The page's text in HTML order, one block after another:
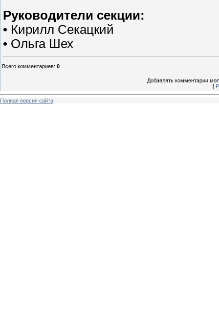
Руководители секции:
• Кирилл Секацкий
• Ольга Шех
Всего комментариев: 0
Добавлять комментарии
[
Полная версия сайта